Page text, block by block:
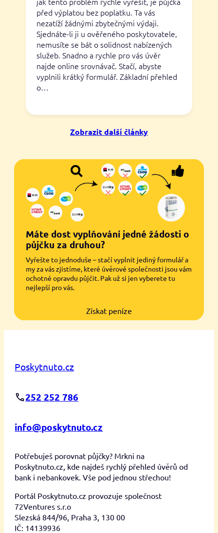
před výplatou bez poplatku. Ta vás
nezatíží žádnými zbytečnými výdaji.
Sjednáte-li ji u ověřeného poskytovatele,
nemusíte se bát o solidnost nabízených
služeb. Snadno a rychle pro vás úvěr
najde online srovnávač. Stačí, abyste
vyplnili krátký formulář. Základní přehled
o…
Zobrazit další články
Máte dost vyplňování jedné žádosti o
půjčku za druhou?
Vyřešte to jednoduše – stačí vyplnit jediný formulář a
my za vás zjistíme, které úvěrové společnosti jsou vám
ochotné opravdu půjčit. Pak už si jen vyberete tu
nejlepší pro vás.
Získat peníze
Poskytnuto.cz
252 252 786
info@poskytnuto.cz
Potřebuješ porovnat půjčky? Mrkni na
Poskytnuto.cz, kde najdeš rychlý přehled úvěrů od
bank i nebankovek. Vše pod jednou střechou!
Portál Poskytnuto.cz provozuje společnost
72Ventures s.r.o
Slezská 844/96, Praha 3, 130 00
IČ: 14139936